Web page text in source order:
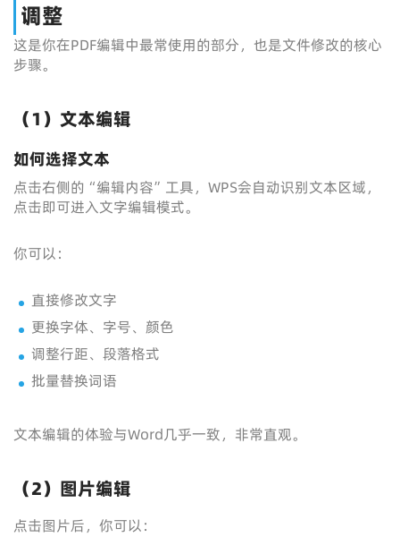
调整
这是你在PDF编辑中最常使用的部分，也是文件修改的核心
步骤。
（1）文本编辑
如何选择文本
点击右侧的“编辑内容”工具，WPS会自动识别文本区域，
点击即可进入文字编辑模式。
你可以：
直接修改文字
更换字体、字号、颜色
调整行距、段落格式
批量替换词语
文本编辑的体验与Word几乎一致，非常直观。
（2）图片编辑
点击图片后，你可以：